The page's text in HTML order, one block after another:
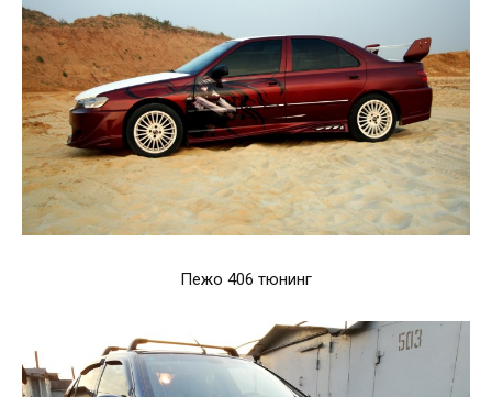
Пежо 406 тюнинг